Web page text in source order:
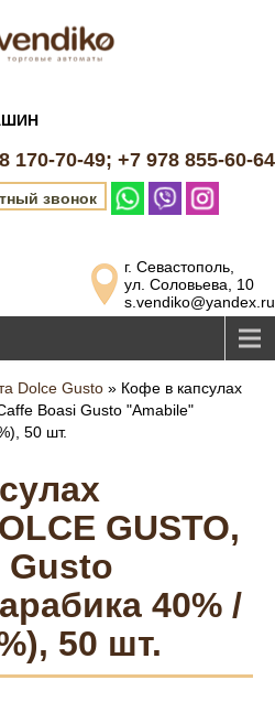
170-70-49; +7 978 855-60-64
звонок
г. Севастополь,
ул. Соловьева, 10
s.vendiko@yandex.ru
Dolce Gusto » Кофе в капсулах
Boasi Gusto "Amabile"
50 шт.
GUSTO,
Gusto
40% /
50 шт.